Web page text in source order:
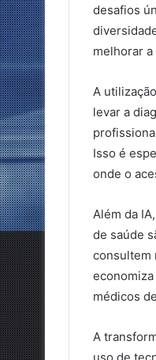
desafios
melhorar
A
levar a
Isso é
onde o
Além da
de saúde
consultem
médicos
A